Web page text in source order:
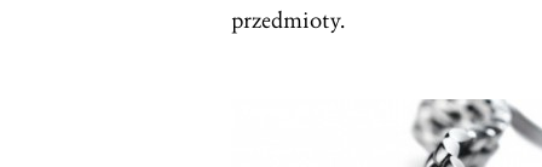
przedmioty.